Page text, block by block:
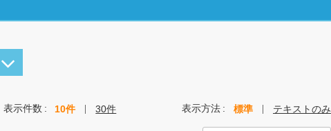
表示件数 10件 30件 表示方法 標準 テキストのみ